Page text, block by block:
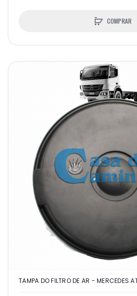
COMPRAR
TAMPA DO FILTRO DE AR - MERCEDES